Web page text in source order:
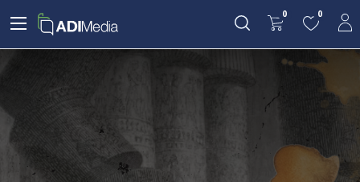
0 0